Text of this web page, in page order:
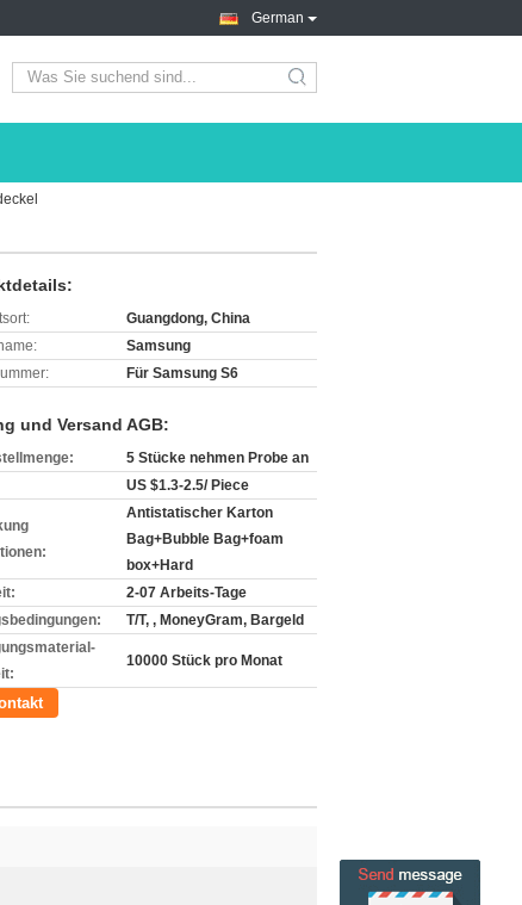
German
search
Guangdong, China
Samsung
Für Samsung S6
und Versand AGB:
5 Stücke nehmen Probe an
US $1.3-2.5/ Piece
Antistatischer Karton
Bag+Bubble Bag+foam
box+Hard
2-07 Arbeits-Tage
T/T, , MoneyGram, Bargeld
10000 Stück pro Monat